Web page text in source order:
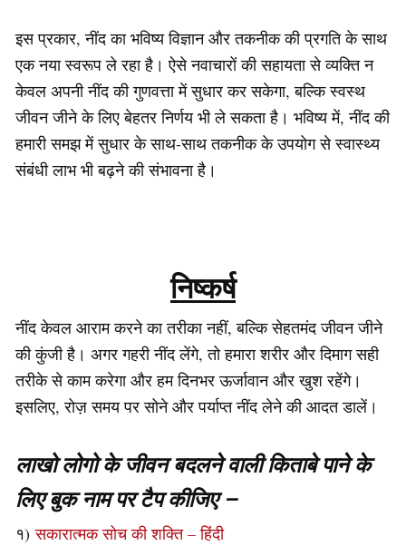
इस प्रकार, नींद का भविष्य विज्ञान और तकनीक की प्रगति के साथ
एक नया स्वरूप ले रहा है। ऐसे नवाचारों की सहायता से व्यक्ति न
केवल अपनी नींद की गुणवत्ता में सुधार कर सकेगा, बल्कि स्वस्थ
जीवन जीने के लिए बेहतर निर्णय भी ले सकता है। भविष्य में, नींद की
हमारी समझ में सुधार के साथ-साथ तकनीक के उपयोग से स्वास्थ्य
संबंधी लाभ भी बढ़ने की संभावना है।
निष्कर्ष
नींद केवल आराम करने का तरीका नहीं, बल्कि सेहतमंद जीवन जीने
की कुंजी है। अगर गहरी नींद लेंगे, तो हमारा शरीर और दिमाग सही
तरीके से काम करेगा और हम दिनभर ऊर्जावान और खुश रहेंगे।
इसलिए, रोज़ समय पर सोने और पर्याप्त नींद लेने की आदत डालें।
लाखो लोगो के जीवन बदलने वाली किताबे पाने के
लिए बुक नाम पर टैप कीजिए –
१)सकारात्मक सोच की शक्ति – हिंदी